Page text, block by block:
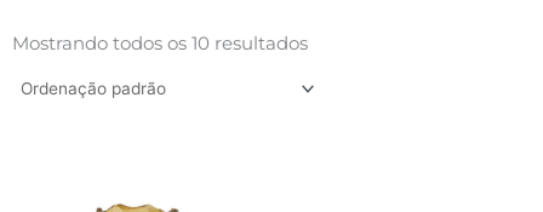
Mostrando todos os 10 resultados